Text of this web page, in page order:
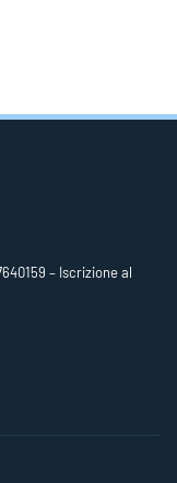
– Iscrizione al